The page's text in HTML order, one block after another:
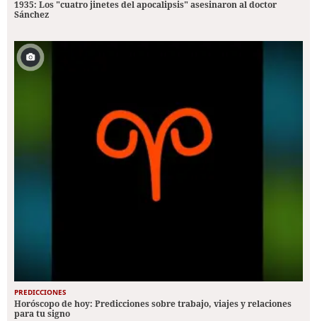
1935: Los "cuatro jinetes del apocalipsis" asesinaron al doctor
Sánchez
PREDICCIONES
Horóscopo de hoy: Predicciones sobre trabajo, viajes y relaciones
para tu signo